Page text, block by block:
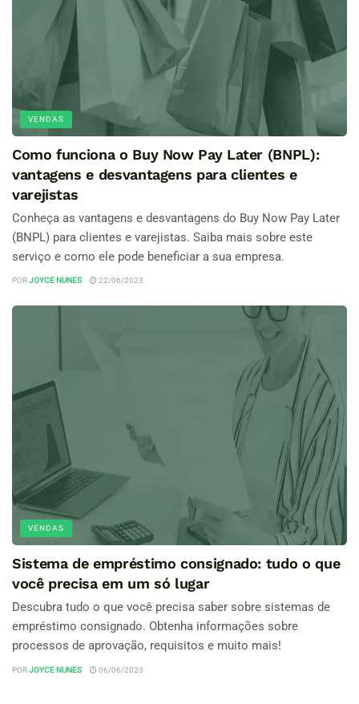
VENDAS
Como funciona o Buy Now Pay Later (BNPL):
vantagens e desvantagens para clientes e
varejistas
Conheça as vantagens e desvantagens do Buy Now Pay Later
(BNPL) para clientes e varejistas. Saiba mais sobre este
serviço e como ele pode beneficiar a sua empresa.
PORJOYCE NUNES 22/06/2023
VENDAS
Sistema de empréstimo consignado: tudo o que
você precisa em um só lugar
Descubra tudo o que você precisa saber sobre sistemas de
empréstimo consignado. Obtenha informações sobre
processos de aprovação, requisitos e muito mais!
PORJOYCE NUNES 06/06/2023